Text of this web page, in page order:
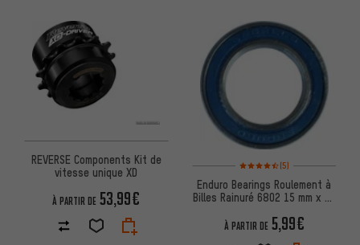
REVERSE Components Kit de
vitesse unique XD
À PARTIR DE 53,99€
Note moyenne : 4,5 sur 5
(5)
Enduro Bearings Roulement à
Billes Rainuré 6802 15 mm x 24
À PARTIR DE 5,99€